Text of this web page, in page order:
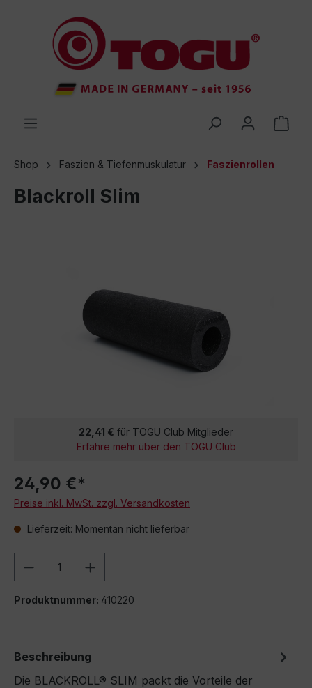
springen
Shop Faszien & Tiefenmuskulatur Faszienrollen
Blackroll Slim
22,41 € für TOGU Club Mitglieder
Erfahre mehr über den TOGU Club
24,90 €*
Preise inkl. MwSt. zzgl. Versandkosten
Lieferzeit: Momentan nicht lieferbar
Produkt Anzahl: Gib den
Produktnummer: 410220
Beschreibung
Die BLACKROLL® SLIM packt die Vorteile der